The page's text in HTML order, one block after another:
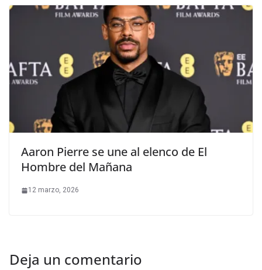
Aaron Pierre se une al elenco de El
Hombre del Mañana
12 marzo, 2026
Deja un comentario